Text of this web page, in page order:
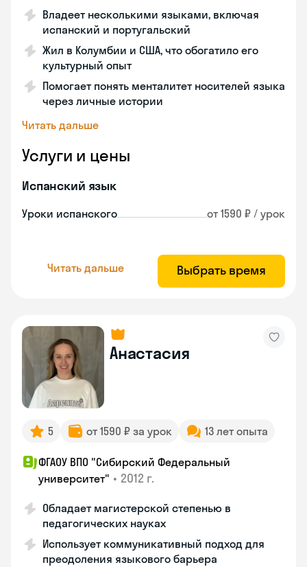
Владеет несколькими языками, включая
испанский и португальский
Жил в Колумбии и США, что обогатило его
культурный опыт
Помогает понять менталитет носителей языка
через личные истории
Читать дальше
Услуги и цены
Испанский язык
Уроки испанского от 1590 ₽ / урок
Читать дальше Выбрать время
Анастасия
5 от 1590 ₽ за урок 13 лет опыта
ФГАОУ ВПО "Сибирский Федеральный
университет" • 2012 г.
Обладает магистерской степенью в
педагогических науках
Использует коммуникативный подход для
преодоления языкового барьера